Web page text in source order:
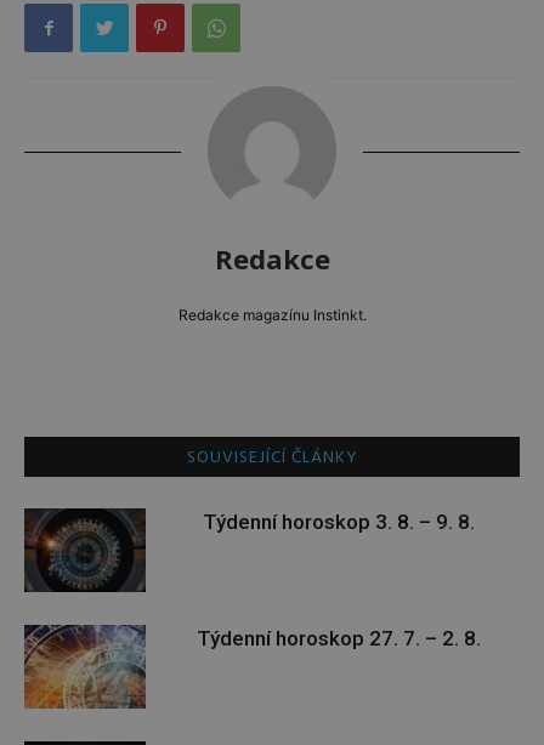
Redakce
Redakce magazínu Instinkt.
SOUVISEJÍCÍ ČLÁNKY
Týdenní horoskop 3. 8. – 9. 8.
Týdenní horoskop 27. 7. – 2. 8.